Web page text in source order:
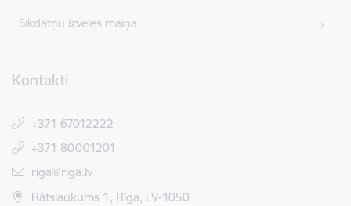
Sīkdatņu izvēles maiņa
Kontakti
+371 67012222
+371 80001201
E-pasts:
riga@riga.lv
Rātslaukums 1, Rīga, LV-1050